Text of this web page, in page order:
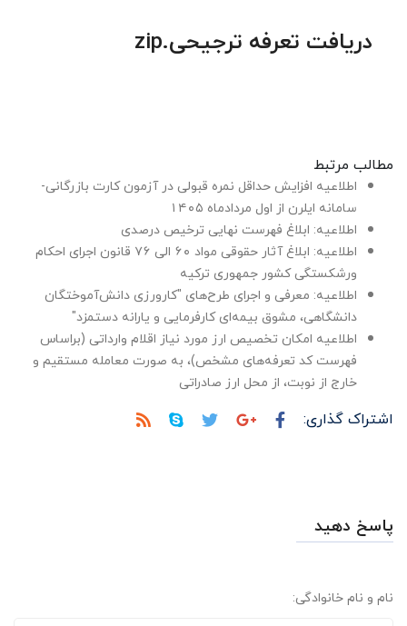
دریافت تعرفه ترجیحی.zip
مطالب مرتبط
اطلاعیه افزایش حداقل نمره قبولی در آزمون کارت بازرگانی-
سامانه ایلرن از اول مردادماه ۱۴۰۵
اطلاعیه: ابلاغ فهرست نهایی ترخیص درصدی
اطلاعیه: ابلاغ آثار حقوقی مواد ۶۰ الی ۷۶ قانون اجرای احکام
ورشکستگی کشور جمهوری ترکیه
اطلاعیه: معرفی و اجرای طرح‌های "کارورزی دانش‌آموختگان
دانشگاهی، مشوق بیمه‌ای کارفرمایی و یارانه دستمزد"
اطلاعیه امکان تخصیص ارز مورد نیاز اقلام وارداتی (براساس
فهرست کد تعرفه‌های مشخص)، به صورت معامله مستقیم و
خارج از نوبت، از محل ارز صادراتی
اشتراک گذاری:
پاسخ دهید
نام و نام خانوادگی: